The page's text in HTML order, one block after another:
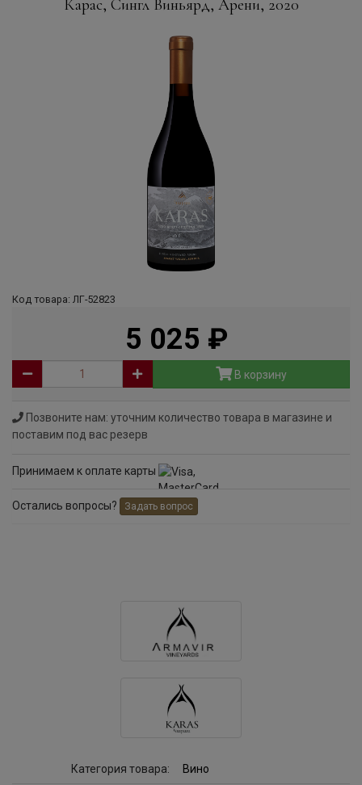
Карас, Сингл Виньярд, Арени, 2020
Код товара: ЛГ-52823
5 025
В корзину
Позвоните нам: уточним количество товара в магазине и
поставим под вас резерв
Принимаем к оплате карты
Остались вопросы? Задать вопрос
Категория товара: Вино